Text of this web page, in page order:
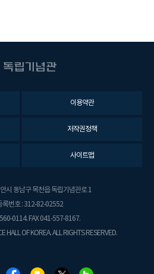
이용약관
저작권정책
사이트맵
시 동남구 목천읍 독립기념관로 1
록번호 : 312-82-02552
0114. FAX 041-557-8167.
OF KOREA. ALL RIGHTS RESERVED.